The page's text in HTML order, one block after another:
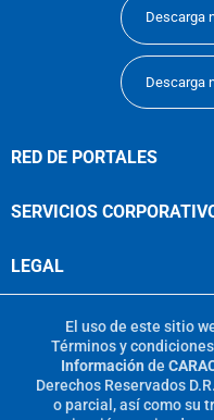
Descarga
Descarga
RED DE PORTALES
SERVICIOS
LEGAL
El uso de este sitio
Términos y condiciones
Información de
Derechos Reservados
o parcial, así como su